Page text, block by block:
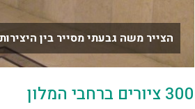
הצייר משה גבעתי מסייר בין
300 ציורים ברחבי המלון